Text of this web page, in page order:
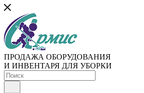
ПРОДАЖА ОБОРУДОВАНИЯ
И ИНВЕНТАРЯ ДЛЯ УБОРКИ